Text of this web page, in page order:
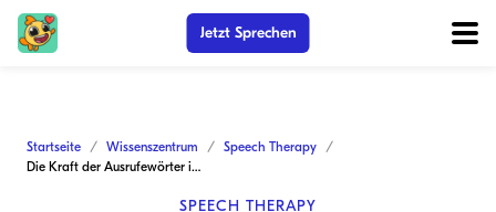
Jetzt Sprechen
Startseite Wissenszentrum
Speech Therapy
Die Kraft der Ausrufewörter in der Sprachtherapie
SPEECH THERAPY